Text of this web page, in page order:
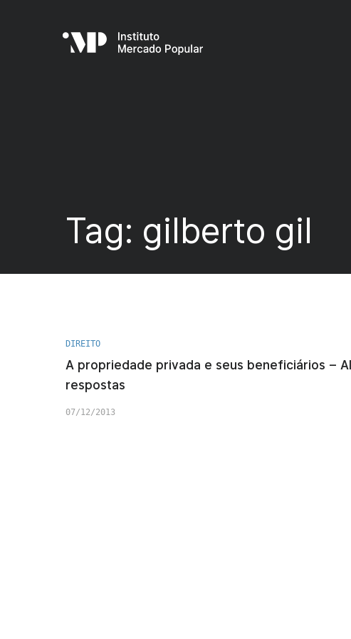
Tag: gilberto gil
DIREITO
A propriedade privada e seus beneficiários –
respostas
07/12/2013